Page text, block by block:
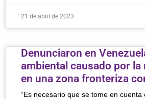
21 de abril de 2023
Denunciaron en
ambiental causado por la
en una zona fronteriza
“Es necesario que se tome en cuenta